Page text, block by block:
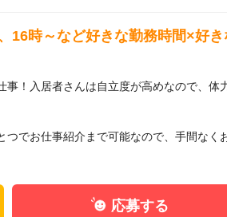
16時～など好きな勤務時間×好き
！入居者さんは自立度が高めなので、体
でお仕事紹介まで可能なので、手間なく
応募する